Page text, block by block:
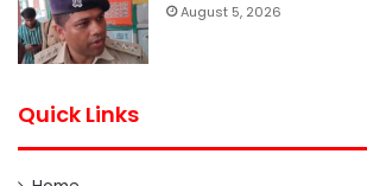
August 5, 2026
Quick Links